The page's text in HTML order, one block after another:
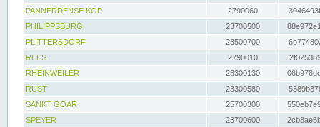
PANNERDENSE KOP
2790060
PHILIPPSBURG
23700500
PLITTERSDORF
23500700
REES
2790010
RHEINWEILER
23300130
RUST
23300580
SANKT GOAR
25700300
SPEYER
23700600